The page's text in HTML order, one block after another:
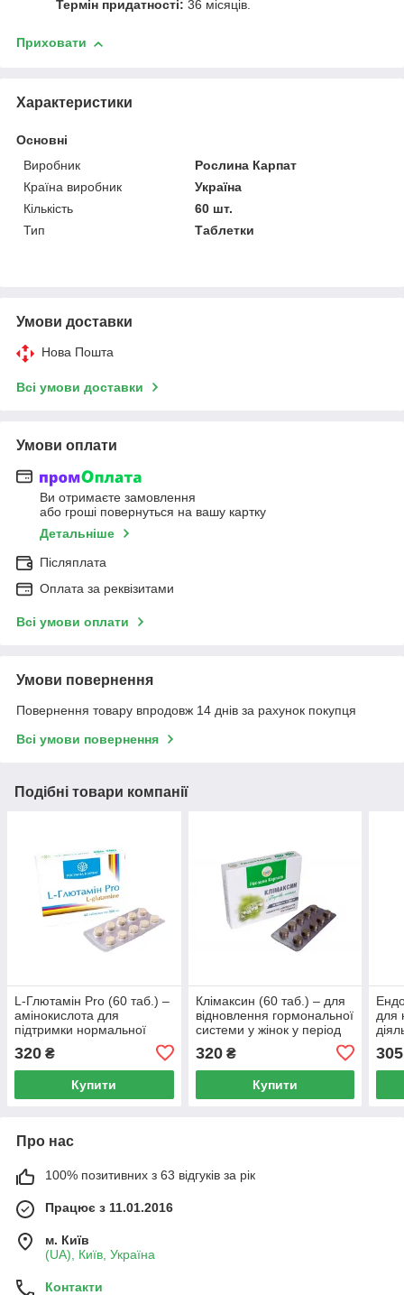
Термін придатності: 36 місяців.
Приховати
Характеристики
Основні
Виробник
Рослина Карпат
Країна виробник
Україна
Кількість
60 шт.
Тип
Таблетки
Умови доставки
Нова Пошта
Всі умови доставки
Умови оплати
Ви отримаєте замовлення
або гроші повернуться на вашу картку
Детальніше
Післяплата
Оплата за реквізитами
Всі умови оплати
Умови повернення
Повернення товару впродовж 14 днів за рахунок покупця
Всі умови повернення
Подібні товари компанії
L-Глютамін Pro (60 таб.) –
амінокислота для
підтримки нормальної
роботи головного мозку,
нирок, кишечника.
320 ₴
Купити
Клімаксин (60 таб.) – для
відновлення гормональної
системи у жінок у період
320₴
Купити
для
305
Про нас
100% позитивних з 63 відгуків за рік
Працює з 11.01.2016
м. Київ
(UA), Київ, Україна
Контакти